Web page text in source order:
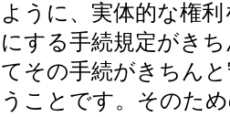
ように、実体的な権
にする手続規定がき
てその手続がきちん
うことです。そのた